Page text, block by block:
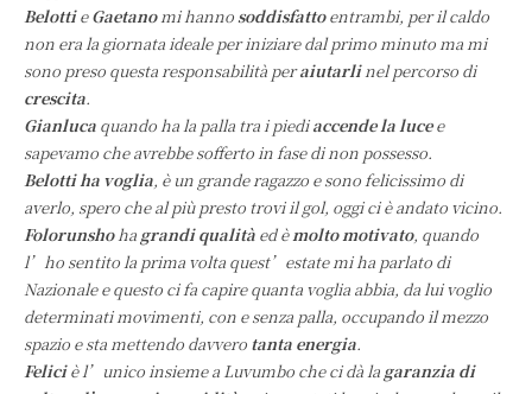
BelottieGaetanomi hannosoddisfattoentrambi, per il caldo
non era la giornata ideale per iniziare dal primo minuto ma mi
sono preso questa responsabilità peraiutarlinel percorso di
crescita.
Gianluca quando ha la palla tra i piediaccende la lucee
sapevamo che avrebbe sofferto in fase di non possesso.
Belotti ha voglia, è un grande ragazzo e sono felicissimo di
averlo, spero che al più presto trovi il gol, oggi ci è andato vicino.
Folorunshoha grandi qualità ed èmolto motivato, quando
l’ho sentito la prima volta quest’estate mi ha parlato di
Nazionale e questo ci fa capire quanta voglia abbia, da lui voglio
determinati movimenti, con e senza palla, occupando il mezzo
spazio e sta mettendo davvero tanta energia.
Feliciè l’unico insieme a Luvumbo che ci dà la garanzia di